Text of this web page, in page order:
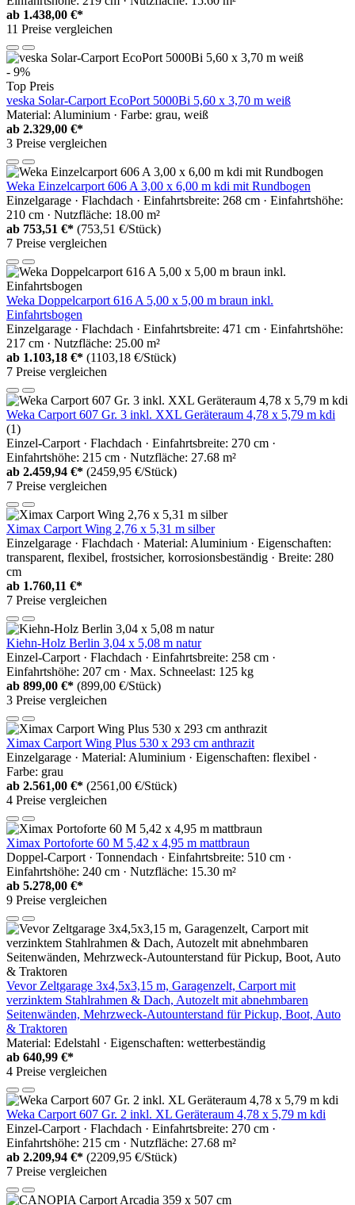
ab 1.438,00 €*
11 Preise vergleichen
- 9%
Top Preis
veska Solar-Carport EcoPort 5000Bi 5,60 x 3,70 m weiß
Material: Aluminium · Farbe: grau, weiß
ab 2.329,00 €*
3 Preise vergleichen
Weka Einzelcarport 606 A 3,00 x 6,00 m kdi mit Rundbogen
Einzelgarage · Flachdach · Einfahrtsbreite: 268 cm · Einfahrtshöhe:
210 cm · Nutzfläche: 18.00 m²
ab 753,51 €* (753,51 €/Stück)
7 Preise vergleichen
Weka Doppelcarport 616 A 5,00 x 5,00 m braun inkl.
Einfahrtsbogen
Einzelgarage · Flachdach · Einfahrtsbreite: 471 cm · Einfahrtshöhe:
217 cm · Nutzfläche: 25.00 m²
ab 1.103,18 €* (1103,18 €/Stück)
7 Preise vergleichen
Weka Carport 607 Gr. 3 inkl. XXL Geräteraum 4,78 x 5,79 m kdi
(1)
Einzel-Carport · Flachdach · Einfahrtsbreite: 270 cm ·
Einfahrtshöhe: 215 cm · Nutzfläche: 27.68 m²
ab 2.459,94 €* (2459,95 €/Stück)
7 Preise vergleichen
Ximax Carport Wing 2,76 x 5,31 m silber
Einzelgarage · Flachdach · Material: Aluminium · Eigenschaften:
transparent, flexibel, frostsicher, korrosionsbeständig · Breite: 280
cm
ab 1.760,11 €*
7 Preise vergleichen
Kiehn-Holz Berlin 3,04 x 5,08 m natur
Einzel-Carport · Flachdach · Einfahrtsbreite: 258 cm ·
Einfahrtshöhe: 207 cm · Max. Schneelast: 125 kg
ab 899,00 €* (899,00 €/Stück)
3 Preise vergleichen
Ximax Carport Wing Plus 530 x 293 cm anthrazit
Einzelgarage · Material: Aluminium · Eigenschaften: flexibel ·
Farbe: grau
ab 2.561,00 €* (2561,00 €/Stück)
4 Preise vergleichen
Ximax Portoforte 60 M 5,42 x 4,95 m mattbraun
Doppel-Carport · Tonnendach · Einfahrtsbreite: 510 cm ·
Einfahrtshöhe: 240 cm · Nutzfläche: 15.30 m²
ab 5.278,00 €*
9 Preise vergleichen
Vevor Zeltgarage 3x4,5x3,15 m, Garagenzelt, Carport mit
verzinktem Stahlrahmen & Dach, Autozelt mit abnehmbaren
Seitenwänden, Mehrzweck-Autounterstand für Pickup, Boot, Auto
& Traktoren
Material: Edelstahl · Eigenschaften: wetterbeständig
ab 640,99 €*
4 Preise vergleichen
Weka Carport 607 Gr. 2 inkl. XL Geräteraum 4,78 x 5,79 m kdi
Einzel-Carport · Flachdach · Einfahrtsbreite: 270 cm ·
Einfahrtshöhe: 215 cm · Nutzfläche: 27.68 m²
ab 2.209,94 €* (2209,95 €/Stück)
7 Preise vergleichen